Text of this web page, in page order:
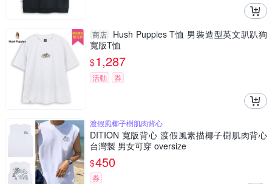
商店
Hush Puppies T恤 男裝造型英文趴趴狗
寬版T恤
$1,287
活動 券
渡假風椰子樹肌肉背心
DITION 寬版背心 渡假風素描椰子樹肌肉背心
台灣製 男女可穿 oversize
$450
券